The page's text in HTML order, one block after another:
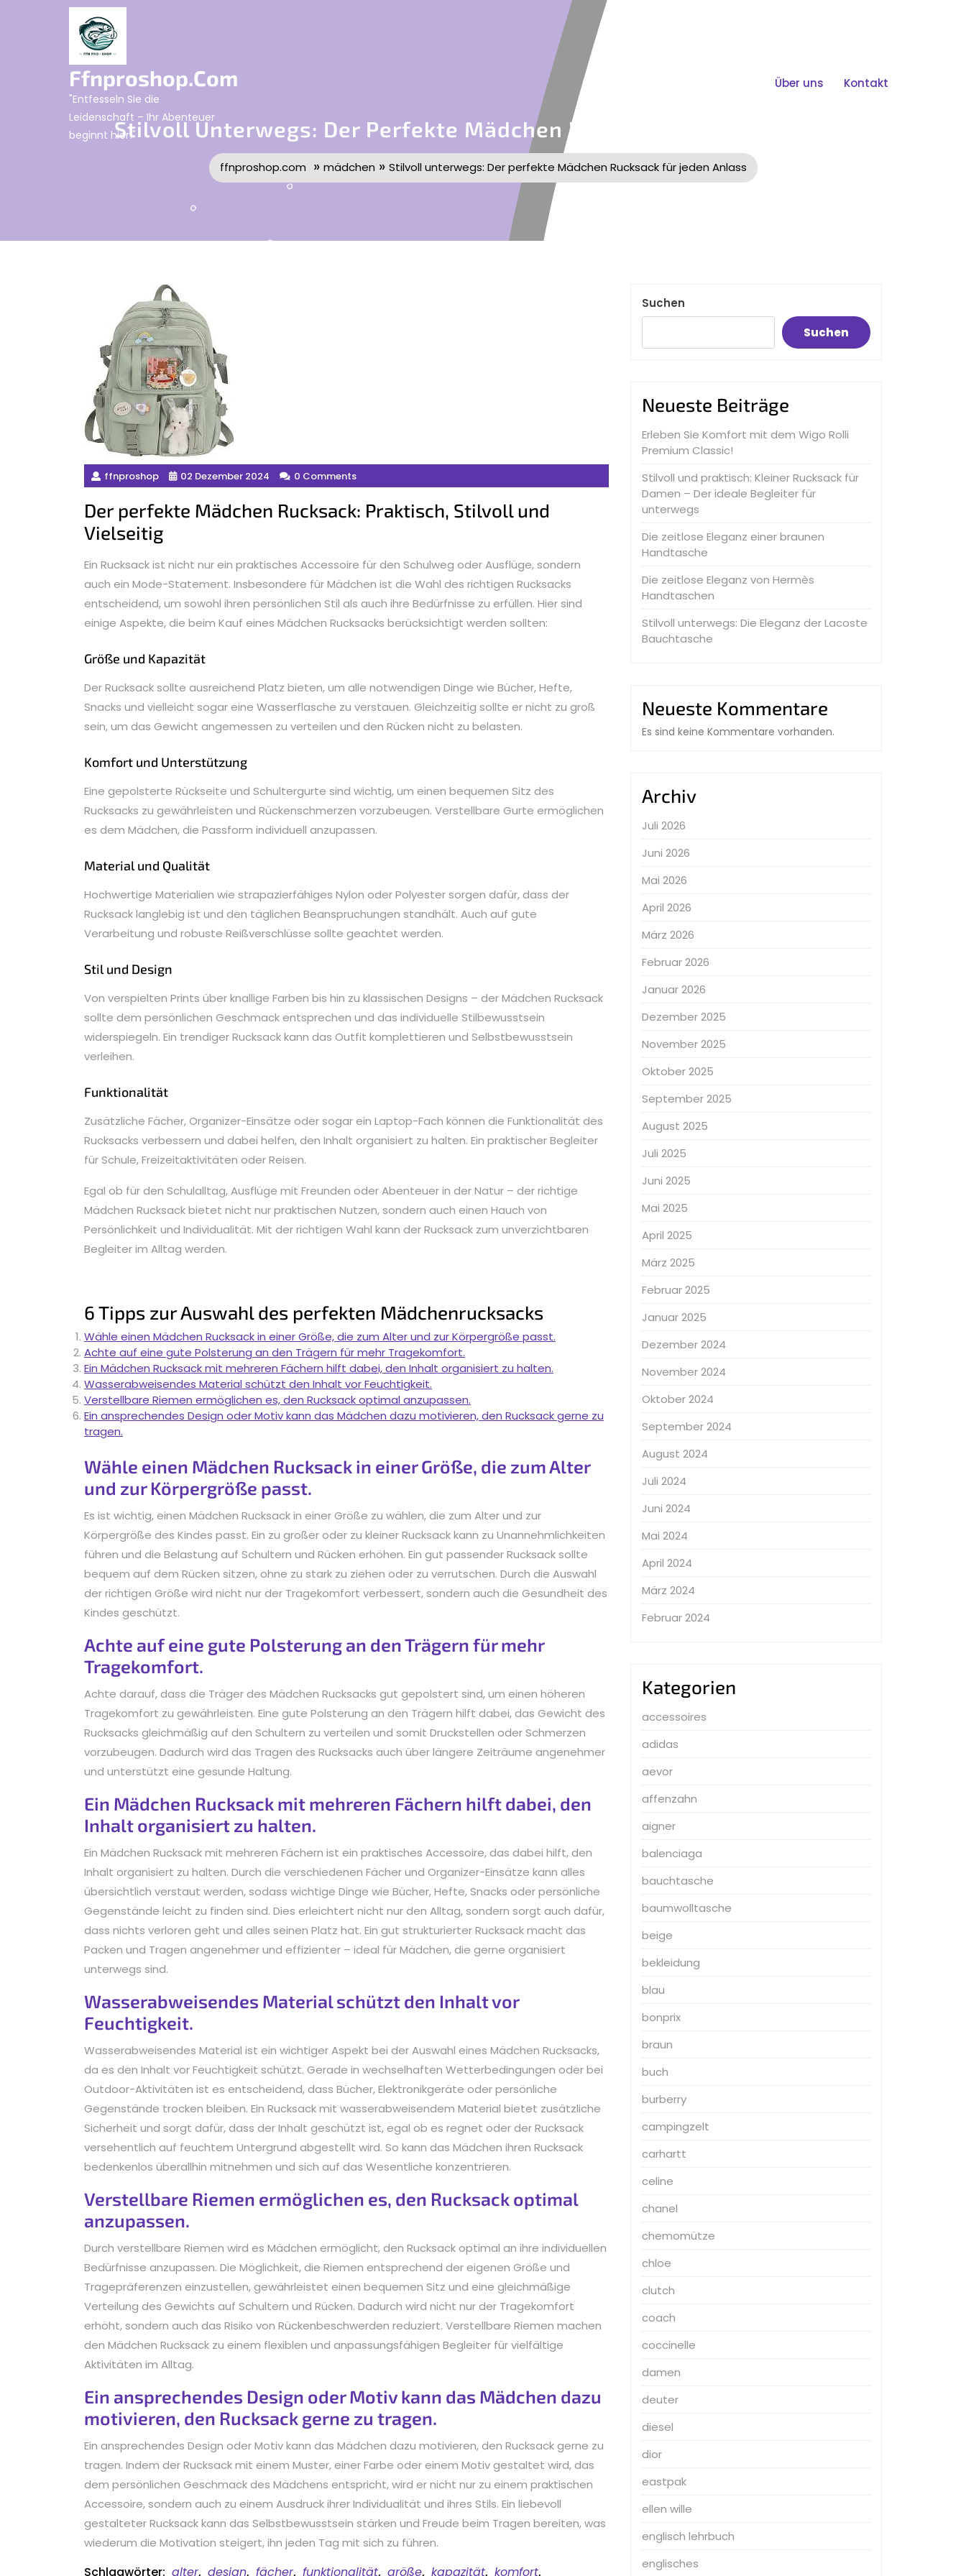
Ffnproshop.com
"Entfesseln Sie die
Leidenschaft – Ihr Abenteuer
beginnt hier!"
Über uns Kontakt
Stilvoll Unterwegs: Der Perfekte Mädchen Rucksack Für Jeden Anlass
ffnproshop.com » mädchen » Stilvoll unterwegs: Der perfekte Mädchen Rucksack für jeden Anlass
ffnproshop 02 Dezember 2024 0 Comments
Der perfekte Mädchen Rucksack: Praktisch, Stilvoll und
Vielseitig
Ein Rucksack ist nicht nur ein praktisches Accessoire für den Schulweg oder Ausflüge, sondern
auch ein Mode-Statement. Insbesondere für Mädchen ist die Wahl des richtigen Rucksacks
entscheidend, um sowohl ihren persönlichen Stil als auch ihre Bedürfnisse zu erfüllen. Hier sind
einige Aspekte, die beim Kauf eines Mädchen Rucksacks berücksichtigt werden sollten:
Größe und Kapazität
Der Rucksack sollte ausreichend Platz bieten, um alle notwendigen Dinge wie Bücher, Hefte,
Snacks und vielleicht sogar eine Wasserflasche zu verstauen. Gleichzeitig sollte er nicht zu groß
sein, um das Gewicht angemessen zu verteilen und den Rücken nicht zu belasten.
Komfort und Unterstützung
Eine gepolsterte Rückseite und Schultergurte sind wichtig, um einen bequemen Sitz des
Rucksacks zu gewährleisten und Rückenschmerzen vorzubeugen. Verstellbare Gurte ermöglichen
es dem Mädchen, die Passform individuell anzupassen.
Material und Qualität
Hochwertige Materialien wie strapazierfähiges Nylon oder Polyester sorgen dafür, dass der
Rucksack langlebig ist und den täglichen Beanspruchungen standhält. Auch auf gute
Verarbeitung und robuste Reißverschlüsse sollte geachtet werden.
Stil und Design
Von verspielten Prints über knallige Farben bis hin zu klassischen Designs – der Mädchen Rucksack
sollte dem persönlichen Geschmack entsprechen und das individuelle Stilbewusstsein
widerspiegeln. Ein trendiger Rucksack kann das Outfit komplettieren und Selbstbewusstsein
verleihen.
Funktionalität
Zusätzliche Fächer, Organizer-Einsätze oder sogar ein Laptop-Fach können die Funktionalität des
Rucksacks verbessern und dabei helfen, den Inhalt organisiert zu halten. Ein praktischer Begleiter
für Schule, Freizeitaktivitäten oder Reisen.
Egal ob für den Schulalltag, Ausflüge mit Freunden oder Abenteuer in der Natur – der richtige
Mädchen Rucksack bietet nicht nur praktischen Nutzen, sondern auch einen Hauch von
Persönlichkeit und Individualität. Mit der richtigen Wahl kann der Rucksack zum unverzichtbaren
Begleiter im Alltag werden.
6 Tipps zur Auswahl des perfekten Mädchenrucksacks
Wähle einen Mädchen Rucksack in einer Größe, die zum Alter und zur Körpergröße passt.
Achte auf eine gute Polsterung an den Trägern für mehr Tragekomfort.
Ein Mädchen Rucksack mit mehreren Fächern hilft dabei, den Inhalt organisiert zu halten.
Wasserabweisendes Material schützt den Inhalt vor Feuchtigkeit.
Verstellbare Riemen ermöglichen es, den Rucksack optimal anzupassen.
Ein ansprechendes Design oder Motiv kann das Mädchen dazu motivieren, den Rucksack gerne zu
tragen.
Wähle einen Mädchen Rucksack in einer Größe, die zum Alter
und zur Körpergröße passt.
Es ist wichtig, einen Mädchen Rucksack in einer Größe zu wählen, die zum Alter und zur
Körpergröße des Kindes passt. Ein zu großer oder zu kleiner Rucksack kann zu Unannehmlichkeiten
führen und die Belastung auf Schultern und Rücken erhöhen. Ein gut passender Rucksack sollte
bequem auf dem Rücken sitzen, ohne zu stark zu ziehen oder zu verrutschen. Durch die Auswahl
der richtigen Größe wird nicht nur der Tragekomfort verbessert, sondern auch die Gesundheit des
Kindes geschützt.
Achte auf eine gute Polsterung an den Trägern für mehr
Tragekomfort.
Achte darauf, dass die Träger des Mädchen Rucksacks gut gepolstert sind, um einen höheren
Tragekomfort zu gewährleisten. Eine gute Polsterung an den Trägern hilft dabei, das Gewicht des
Rucksacks gleichmäßig auf den Schultern zu verteilen und somit Druckstellen oder Schmerzen
vorzubeugen. Dadurch wird das Tragen des Rucksacks auch über längere Zeiträume angenehmer
und unterstützt eine gesunde Haltung.
Ein Mädchen Rucksack mit mehreren Fächern hilft dabei, den
Inhalt organisiert zu halten.
Ein Mädchen Rucksack mit mehreren Fächern ist ein praktisches Accessoire, das dabei hilft, den
Inhalt organisiert zu halten. Durch die verschiedenen Fächer und Organizer-Einsätze kann alles
übersichtlich verstaut werden, sodass wichtige Dinge wie Bücher, Hefte, Snacks oder persönliche
Gegenstände leicht zu finden sind. Dies erleichtert nicht nur den Alltag, sondern sorgt auch dafür,
dass nichts verloren geht und alles seinen Platz hat. Ein gut strukturierter Rucksack macht das
Packen und Tragen angenehmer und effizienter – ideal für Mädchen, die gerne organisiert
unterwegs sind.
Wasserabweisendes Material schützt den Inhalt vor
Feuchtigkeit.
Wasserabweisendes Material ist ein wichtiger Aspekt bei der Auswahl eines Mädchen Rucksacks,
da es den Inhalt vor Feuchtigkeit schützt. Gerade in wechselhaften Wetterbedingungen oder bei
Outdoor-Aktivitäten ist es entscheidend, dass Bücher, Elektronikgeräte oder persönliche
Gegenstände trocken bleiben. Ein Rucksack mit wasserabweisendem Material bietet zusätzliche
Sicherheit und sorgt dafür, dass der Inhalt geschützt ist, egal ob es regnet oder der Rucksack
versehentlich auf feuchtem Untergrund abgestellt wird. So kann das Mädchen ihren Rucksack
bedenkenlos überallhin mitnehmen und sich auf das Wesentliche konzentrieren.
Verstellbare Riemen ermöglichen es, den Rucksack optimal
anzupassen.
Durch verstellbare Riemen wird es Mädchen ermöglicht, den Rucksack optimal an ihre individuellen
Bedürfnisse anzupassen. Die Möglichkeit, die Riemen entsprechend der eigenen Größe und
Tragepräferenzen einzustellen, gewährleistet einen bequemen Sitz und eine gleichmäßige
Verteilung des Gewichts auf Schultern und Rücken. Dadurch wird nicht nur der Tragekomfort
erhöht, sondern auch das Risiko von Rückenbeschwerden reduziert. Verstellbare Riemen machen
den Mädchen Rucksack zu einem flexiblen und anpassungsfähigen Begleiter für vielfältige
Aktivitäten im Alltag.
Ein ansprechendes Design oder Motiv kann das Mädchen dazu
motivieren, den Rucksack gerne zu tragen.
Ein ansprechendes Design oder Motiv kann das Mädchen dazu motivieren, den Rucksack gerne zu
tragen. Indem der Rucksack mit einem Muster, einer Farbe oder einem Motiv gestaltet wird, das
dem persönlichen Geschmack des Mädchens entspricht, wird er nicht nur zu einem praktischen
Accessoire, sondern auch zu einem Ausdruck ihrer Individualität und ihres Stils. Ein liebevoll
gestalteter Rucksack kann das Selbstbewusstsein stärken und Freude beim Tragen bereiten, was
wiederum die Motivation steigert, ihn jeden Tag mit sich zu führen.
Schlagwörter: alter, design, fächer, funktionalität, größe, kapazität, komfort,
Suchen
Suchen
Neueste Beiträge
Erleben Sie Komfort mit dem Wigo Rolli
Premium Classic!
Stilvoll und praktisch: Kleiner Rucksack für
Damen – Der ideale Begleiter für
unterwegs
Die zeitlose Eleganz einer braunen
Handtasche
Die zeitlose Eleganz von Hermès
Handtaschen
Stilvoll unterwegs: Die Eleganz der Lacoste
Bauchtasche
Neueste Kommentare
Es sind keine Kommentare vorhanden.
Archiv
Juli 2026
Juni 2026
Mai 2026
April 2026
März 2026
Februar 2026
Januar 2026
Dezember 2025
November 2025
Oktober 2025
September 2025
August 2025
Juli 2025
Juni 2025
Mai 2025
April 2025
März 2025
Februar 2025
Januar 2025
Dezember 2024
November 2024
Oktober 2024
September 2024
August 2024
Juli 2024
Juni 2024
Mai 2024
April 2024
März 2024
Februar 2024
Kategorien
accessoires
adidas
aevor
affenzahn
aigner
balenciaga
bauchtasche
baumwolltasche
beige
bekleidung
blau
bonprix
braun
buch
burberry
campingzelt
carhartt
celine
chanel
chemomütze
chloe
clutch
coach
coccinelle
damen
deuter
diesel
dior
eastpak
ellen wille
englisch lehrbuch
englisches